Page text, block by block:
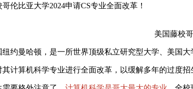
伦比亚大学2024申请CS专业全面改革！
美国藤校
约曼哈顿，是一所世界顶级私立研究型大学、美国
计算机科学专业进行全面改革，以缓解多年的过度